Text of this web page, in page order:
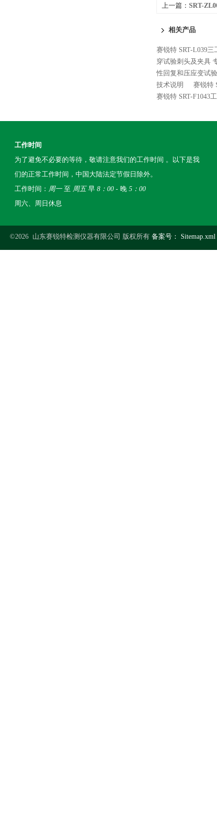
上一篇： SRT-
相关产品
赛锐特 SRT-L039
穿试验刺头及夹具
性回复和压应变试
技术说明
赛锐特
赛锐特 SRT-F1043
工作时间
为了避免不必要的等待，敬请注意我们的工作时间 。以下是我
们的正常工作时间，中国大陆法定节假日除外。
工作时间： 周一至 周五早 8：00 - 晚 5：00
周六、周日休息
©2026 山东赛锐特检测仪器有限公司 版权所有 备案号： Sitemap.xml